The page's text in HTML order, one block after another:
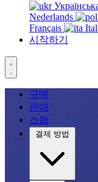
Nederlands
Français
시작하기
구매
판매
스왑
결제 방법